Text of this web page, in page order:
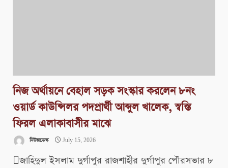
নিজ অর্থায়নে বেহাল সড়ক সংস্কার করলেন ৮নং
ওয়ার্ড কাউন্সিলর পদপ্রার্থী আব্দুল খালেক, স্বস্তি
ফিরল এলাকাবাসীর মাঝে
নিউজডেস্ক July 15, 2026
জাহিদুল ইসলাম দুর্গাপুর রাজশাহীর দুর্গাপুর পৌরসভার ৮